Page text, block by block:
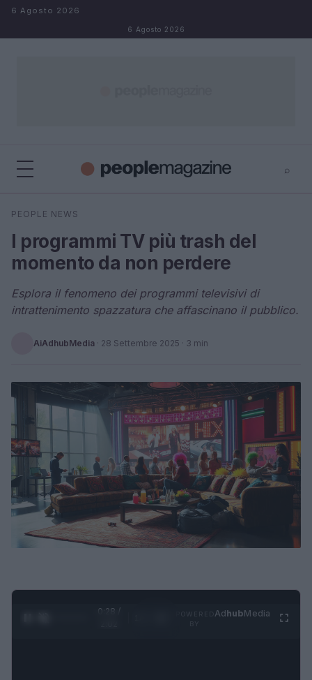
Salta al contenuto
6 Agosto 2026
6 Agosto 2026
⌕
Cerca
PEOPLE NEWS
I programmi TV più trash del
momento da non perdere
Esplora il fenomeno dei programmi televisivi di
intrattenimento spazzatura che affascinano il pubblico.
AiAdhubMedia · 28 Settembre 2025 · 3 min
0:29 /
AdhubMedia